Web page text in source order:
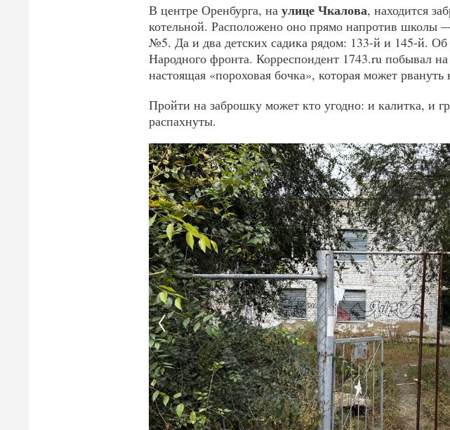
В центре Оренбурга, на улице Чкалова, находится
котельной. Расположено оно прямо напротив школы
№5. Да и два детских садика рядом: 133-й и 145-й.
Народного фронта. Корреспондент 1743.ru побывал
настоящая «пороховая бочка», которая может
Пройти на заброшку может кто угодно: и калитка, и
распахнуты.